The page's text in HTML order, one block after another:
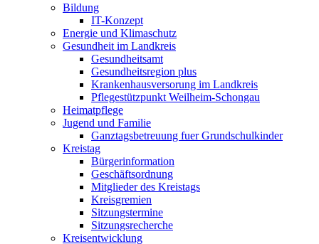
Bildung
IT-Konzept
Energie und Klimaschutz
Gesundheit im Landkreis
Gesundheitsamt
Gesundheitsregion plus
Krankenhausversorung im Landkreis
Pflegestützpunkt Weilheim-Schongau
Heimatpflege
Jugend und Familie
Ganztagsbetreuung fuer Grundschulkinder
Kreistag
Bürgerinformation
Geschäftsordnung
Mitglieder des Kreistags
Kreisgremien
Sitzungstermine
Sitzungsrecherche
Kreisentwicklung